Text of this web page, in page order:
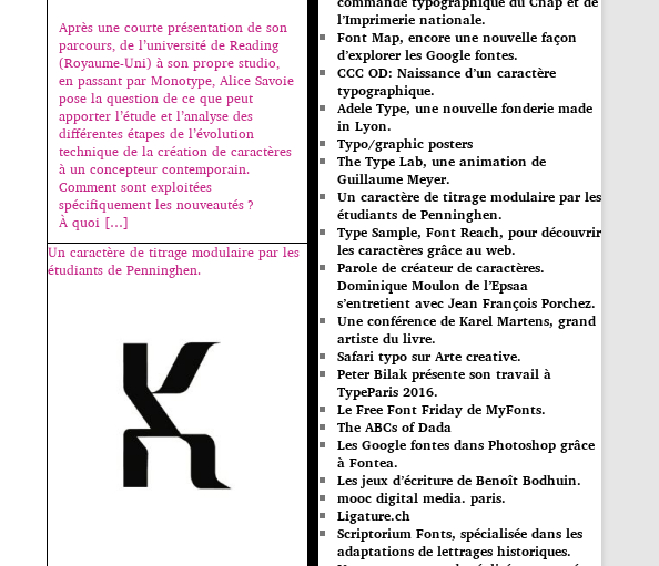
Après une courte présentation de son
parcours, de l’université de Reading
(Royaume-Uni) à son propre studio,
en passant par Monotype, Alice Savoie
pose la question de ce que peut
apporter l’étude et l’analyse des
différentes étapes de l’évolution
technique de la création de caractères
à un concepteur contemporain.
Comment sont exploitées
spécifiquement les nouveautés ?
À quoi […]
Un caractère de titrage modulaire par les
étudiants de Penninghen.
l’Imprimerie nationale.
Font Map, encore une nouvelle façon
d’explorer les Google fontes.
CCC OD: Naissance d’un caractère
typographique.
Adele Type, une nouvelle fonderie made
in Lyon.
Typo/graphic posters
The Type Lab, une animation de
Guillaume Meyer.
Un caractère de titrage modulaire par les
étudiants de Penninghen.
Type Sample, Font Reach, pour découvrir
les caractères grâce au web.
Parole de créateur de caractères.
Dominique Moulon de l’Epsaa
s’entretient avec Jean François Porchez.
Une conférence de Karel Martens, grand
artiste du livre.
Safari typo sur Arte creative.
Peter Bilak présente son travail à
TypeParis 2016.
Le Free Font Friday de MyFonts.
The ABCs of Dada
Les Google fontes dans Photoshop grâce
à Fontea.
Les jeux d’écriture de Benoît Bodhuin.
mooc digital media. paris.
Ligature.ch
Scriptorium Fonts, spécialisée dans les
adaptations de lettrages historiques.